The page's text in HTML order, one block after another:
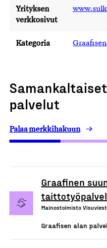
Yrityksen
verkkosivut
Kategoria
palvelut
Palaa merkkihakuun
Graafinen
Mainostoimisto
Graafisen alan